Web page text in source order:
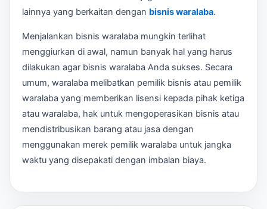
lainnya yang berkaitan dengan bisnis waralaba.
Menjalankan bisnis waralaba mungkin terlihat
menggiurkan di awal, namun banyak hal yang harus
dilakukan agar bisnis waralaba Anda sukses. Secara
umum, waralaba melibatkan pemilik bisnis atau pemilik
waralaba yang memberikan lisensi kepada pihak ketiga
atau waralaba, hak untuk mengoperasikan bisnis atau
mendistribusikan barang atau jasa dengan
menggunakan merek pemilik waralaba untuk jangka
waktu yang disepakati dengan imbalan biaya.